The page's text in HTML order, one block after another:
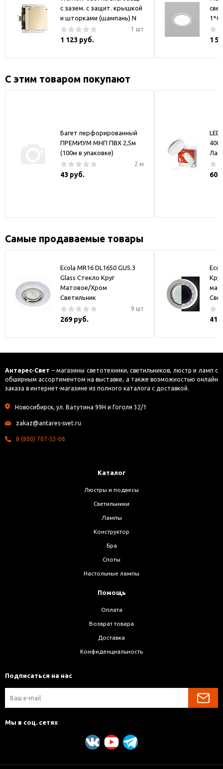
с зазем. с защит. крышкой
и шторками (шампань) N
1 шт
1 123 руб. 1
С этим товаром покупают
Багет перфорированный
ПРЕМИУМ МНП ПВХ 2,5м
(100м в упаковке)
2 м
43 руб. 60
Самые продаваемые товары
Ecola MR16 DL1650 GU5.3
Glass Стекло Круг
Матовое/Хром
Светильник
9 шт
269 руб.
Антарес-Свет – магазины светотехники, светильников, люстр и ламп с
обширным ассортиментом на выставке, а также возможностью онлайн
заказа в интернет-магазине из полного каталога с доставкой.
Новосибирск, ул. Ватутина 99Н и Гоголя 32/1
zakaz@antares-svet.ru
8 (800) 707-53-06
Каталог
Люстры и подвесы
Светильники
Лампы
Конструктор
Бра
Споты
Настольные лампы
Помощь
Оплата
Возврат товара
Доставка
Конфиденциальность
Подписаться на нас
Мы в соц. сетях